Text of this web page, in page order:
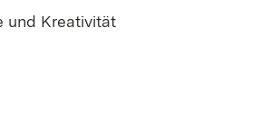
und Kreativität